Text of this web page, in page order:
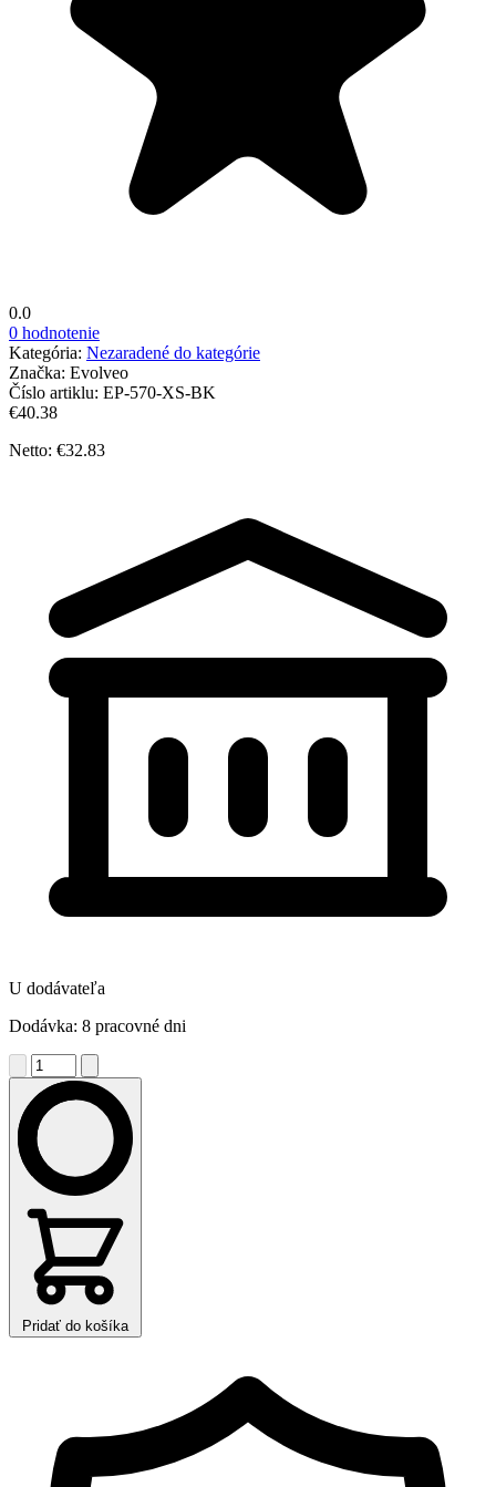
0.0
0 hodnotenie
Kategória: Nezaradené do kategórie
Značka: Evolveo
Číslo artiklu: EP-570-XS-BK
€40.38
Netto: €32.83
U dodávateľa
Dodávka: 8 pracovné dni
Pridať do košíka